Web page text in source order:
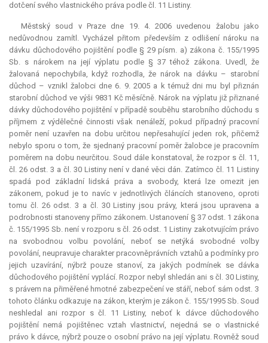
dotčení svého vlastnického práva podle čl. 11 Listiny.
Městský soud v Praze dne 19. 4. 2006 uvedenou žalobu jako
nedůvodnou zamítl. Vycházel přitom především z odlišení nároku na
dávku důchodového pojištění podle § 29 písm. a) zákona č. 155/1995
Sb. s nárokem na její výplatu podle § 37 téhož zákona. Uvedl, že
žalovaná nepochybila, když rozhodla, že nárok na dávku – starobní
důchod – vznikl žalobci dne 6. 9. 2005 a k témuž dni mu byl přiznán
starobní důchod ve výši 9831 Kč měsíčně. Nárok na výplatu již přiznané
dávky důchodového pojištění v případě souběhu starobního důchodu s
příjmem z výdělečné činnosti však nenáleží, pokud případný pracovní
poměr není uzavřen na dobu určitou nepřesahující jeden rok, přičemž
nebylo sporu o tom, že sjednaný pracovní poměr žalobce je pracovním
poměrem na dobu neurčitou. Soud dále konstatoval, že rozpor s čl. 11,
čl. 26 odst. 3 a čl. 30 Listiny není v dané věci dán. Zatímco čl. 11 Listiny
spadá pod základní lidská práva a svobody, která lze omezit jen
zákonem, pokud je to navíc v jednotlivých článcích stanoveno, oproti
tomu čl. 26 odst. 3 a čl. 30 Listiny jsou právy, která jsou upravena a
podrobnosti stanoveny přímo zákonem. Ustanovení § 37 odst. 1 zákona
č. 155/1995 Sb. není v rozporu s čl. 26 odst. 1 Listiny zakotvujícím právo
na svobodnou volbu povolání, neboť se netýká svobodné volby
povolání, neupravuje charakter pracovněprávních vztahů a podmínky pro
jejich uzavírání, nýbrž pouze stanoví, za jakých podmínek se dávka
důchodového pojištění vyplácí. Rozpor nebyl shledán ani s čl. 30 Listiny,
s právem na přiměřené hmotné zabezpečení ve stáří, neboť sám odst. 3
tohoto článku odkazuje na zákon, kterým je zákon č. 155/1995 Sb. Soud
neshledal ani rozpor s čl. 11 Listiny, neboť k dávce důchodového
pojištění nemá pojištěnec vztah vlastnictví, nejedná se o vlastnické
právo k dávce, nýbrž pouze o osobní právo na její výplatu. Rovněž soud